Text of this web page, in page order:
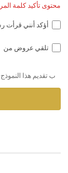
محتوى تأكيد كلمة
أؤكد أنني قرأت
تلقي عروض من ikariya 523（テイクアウト） ومطاعم المجموعة
ب تقديم هذا